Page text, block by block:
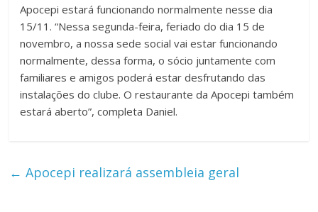
Apocepi estará funcionando normalmente nesse dia
15/11. “Nessa segunda-feira, feriado do dia 15 de
novembro, a nossa sede social vai estar funcionando
normalmente, dessa forma, o sócio juntamente com
familiares e amigos poderá estar desfrutando das
instalações do clube. O restaurante da Apocepi também
estará aberto”, completa Daniel.
← Apocepi realizará assembleia geral